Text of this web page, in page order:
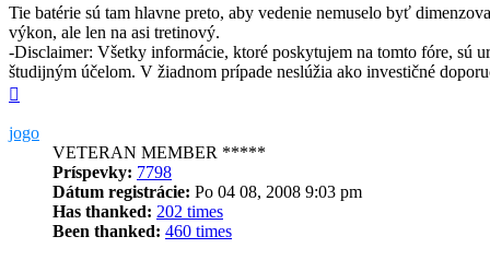
Tie batérie sú tam hlavne preto, aby vedenie nemuselo byť
výkon, ale len na asi tretinový.
-Disclaimer: Všetky informácie, ktoré poskytujem na tomto fóre, sú
študijným účelom. V žiadnom prípade neslúžia ako investičné
jogo
VETERAN MEMBER *****
Príspevky: 7798
Dátum registrácie: Po 04 08, 2008 9:03 pm
Has thanked: 202 times
Been thanked: 460 times